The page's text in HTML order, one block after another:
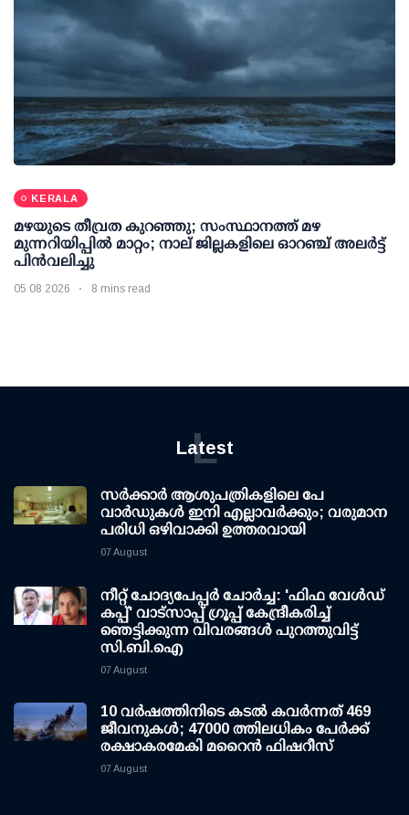
KERALA
മഴയുടെ തീവ്രത കുറഞ്ഞു; സംസ്ഥാനത്ത് മഴ
മുന്നറിയിപ്പിൽ മാറ്റം; നാല് ജില്ലകളിലെ ഓറഞ്ച് അലർട്ട്
പിൻവലിച്ചു
05 08 2026 8 mins read
Latest
L
സര്‍ക്കാര്‍ ആശുപത്രികളിലെ പേ
വാര്‍ഡുകള്‍ ഇനി എല്ലാവര്‍ക്കും; വരുമാന
പരിധി ഒഴിവാക്കി ഉത്തരവായി
07 August
നീറ്റ് ചോദ്യപേപ്പര്‍ ചോര്‍ച്ച: 'ഫിഫ വേള്‍ഡ്
കപ്പ്' വാട്സാപ്പ് ഗ്രൂപ്പ് കേന്ദ്രീകരിച്ച്
ഞെട്ടിക്കുന്ന വിവരങ്ങള്‍ പുറത്തുവിട്ട്
സി.ബി.ഐ
07 August
10 വര്‍ഷത്തിനിടെ കടല്‍ കവര്‍ന്നത് 469
ജീവനുകള്‍; 47000 ത്തിലധികം പേര്‍ക്ക്
രക്ഷാകരമേകി മറൈന്‍ ഫിഷറീസ്
07 August